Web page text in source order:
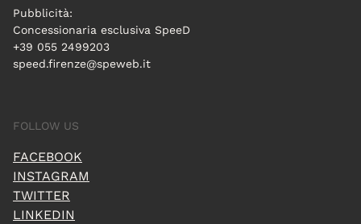
Pubblicità:
Concessionaria esclusiva SpeeD
+39 055 2499203
speed.firenze@speweb.it
FOLLOW US
FACEBOOK
INSTAGRAM
TWITTER
LINKEDIN